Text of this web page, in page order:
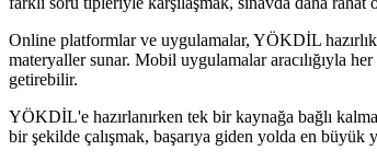
Online platformlar ve uygulamalar, YÖKDİL
materyaller sunar. Mobil uygulamalar aracılığıyla
getirebilir.
YÖKDİL'e hazırlanırken tek bir kaynağa bağlı
bir şekilde çalışmak, başarıya giden yolda en büyük